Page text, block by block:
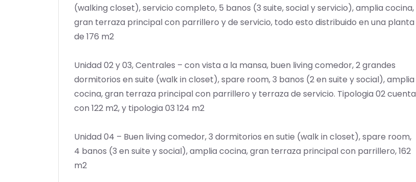
(walking closet), servicio completo, 5 banos (3 suite, social y servicio), amplia cocina,
gran terraza principal con parrillero y de servicio, todo esto distribuido en una planta
de 176 m2
Unidad 02 y 03, Centrales – con vista a la mansa, buen living comedor, 2 grandes
dormitorios en suite (walk in closet), spare room, 3 banos (2 en suite y social), amplia
cocina, gran terraza principal con parrillero y terraza de servicio. Tipologia 02 cuenta
con 122 m2, y tipologia 03 124 m2
Unidad 04 – Buen living comedor, 3 dormitorios en sutie (walk in closet), spare room,
4 banos (3 en suite y social), amplia cocina, gran terraza principal con parrillero, 162
m2